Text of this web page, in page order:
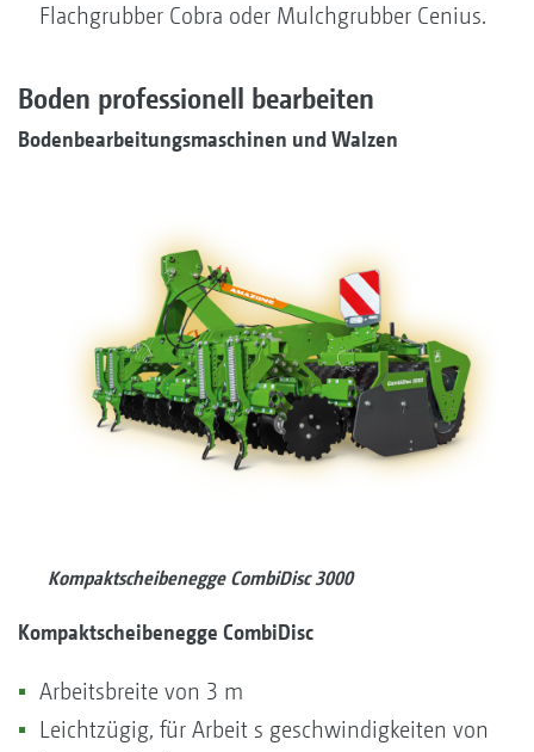
Flachgrubber Cobra oder Mulchgrubber Cenius.
Boden professionell bearbeiten
Bodenbearbeitungsmaschinen und Walzen
Kompaktscheibenegge CombiDisc 3000
Kompaktscheibenegge CombiDisc
Arbeitsbreite von 3 m
Leichtzügig, für Arbeit s geschwindigkeiten von